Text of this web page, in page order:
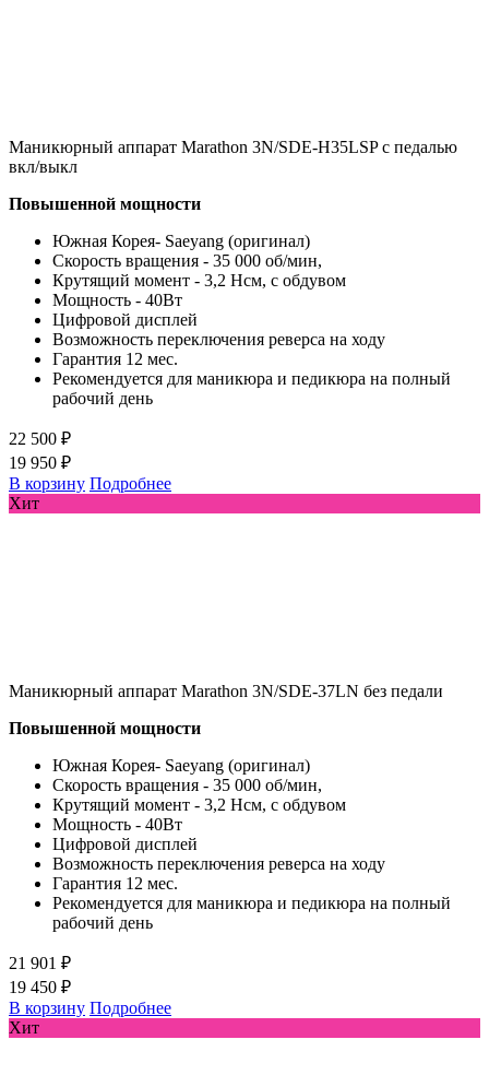
Маникюрный аппарат Marathon 3N/SDE-H35LSP с педалью
вкл/выкл
Повышенной мощности
Южная Корея- Saeyang (оригинал)
Скорость вращения - 35 000 об/мин,
Крутящий момент - 3,2 Нсм, с обдувом
Мощность - 40Вт
Цифровой дисплей
Возможность переключения реверса на ходу
Гарантия 12 мес.
Рекомендуется для маникюра и педикюра на полный
рабочий день
22 500 ₽
19 950 ₽
В корзину Подробнее
Хит
Маникюрный аппарат Marathon 3N/SDE-37LN без педали
Повышенной мощности
Южная Корея- Saeyang (оригинал)
Скорость вращения - 35 000 об/мин,
Крутящий момент - 3,2 Нсм, с обдувом
Мощность - 40Вт
Цифровой дисплей
Возможность переключения реверса на ходу
Гарантия 12 мес.
Рекомендуется для маникюра и педикюра на полный
рабочий день
21 901 ₽
19 450 ₽
В корзину Подробнее
Хит